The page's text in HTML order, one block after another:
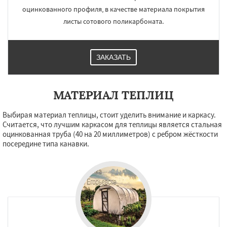
оцинкованного профиля, в качестве материала покрытия
листы сотового поликарбоната.
ЗАКАЗАТЬ
МАТЕРИАЛ ТЕПЛИЦ
Выбирая материал теплицы, стоит уделить внимание и каркасу.
Считается, что лучшим каркасом для теплицы является стальная
оцинкованная труба (40 на 20 миллиметров) с ребром жёсткости
посередине типа канавки.